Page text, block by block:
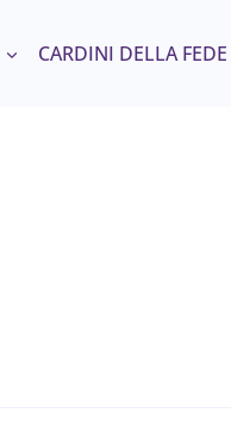
CARDINI DELLA FEDE